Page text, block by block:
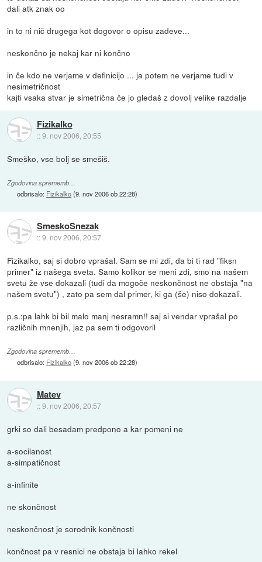
dali atk znak oo
in to ni nič drugega kot dogovor o opisu zadeve...
neskončno je nekaj kar ni končno
in če kdo ne verjame v definicijo ... ja potem ne verjame tudi v
nesimetričnost
kajti vsaka stvar je simetrična če jo gledaš z dovolj velike razdalje
Fizikalko
::9. nov 2006, 20:55
Smeško, vse bolj se smešiš.
Zgodovina sprememb…
odbrisalo: Fizikalko(9. nov 2006 ob 22:28)
SmeskoSnezak
::9. nov 2006, 20:57
Fizikalko, saj si dobro vprašal. Sam se mi zdi, da bi ti rad "fiksn
primer" iz našega sveta. Samo kolikor se meni zdi, smo na našem
svetu že vse dokazali (tudi da mogoče neskončnost ne obstaja "na
našem svetu") , zato pa sem dal primer, ki ga (še) niso dokazali.
p.s.:pa lahk bi bil malo manj nesramn!! saj si vendar vprašal po
različnih mnenjih, jaz pa sem ti odgovoril
Zgodovina sprememb…
odbrisalo: Fizikalko(9. nov 2006 ob 22:28)
Matev
::9. nov 2006, 20:57
grki so dali besadam predpono a kar pomeni ne
a-socilanost
a-simpatičnost
a-infinite
ne skončnost
neskončnost je sorodnik končnosti
končnost pa v resnici ne obstaja bi lahko rekel